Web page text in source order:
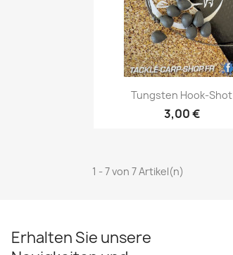
Vorschau
Tungsten Hook-Shot
3,00 €
1 - 7 von 7 Artikel(n)
Erhalten Sie unsere